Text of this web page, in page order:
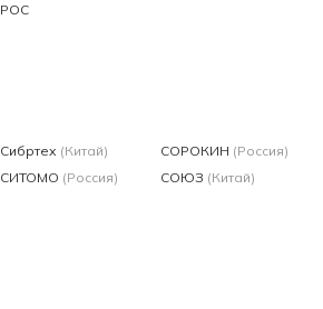
РОС
Сибртех (Китай)
СИТОМО (Россия)
СОРОКИН (Россия)
СОЮЗ (Китай)